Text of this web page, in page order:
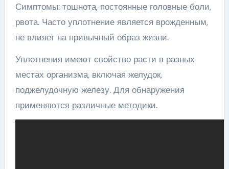
Симптомы: тошнота, постоянные головные боли,
рвота. Часто уплотнение является врожденным,
не влияет на привычный образ жизни.
Уплотнения имеют свойство расти в разных
местах организма, включая желудок,
поджелудочную железу. Для обнаружения
применяются различные методики.